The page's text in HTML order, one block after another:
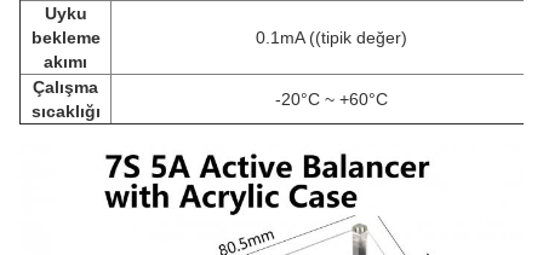
Uyku
bekleme
akımı
0.1mA ((tipik değer)
Çalışma
sıcaklığı
-20°C ~ +60°C